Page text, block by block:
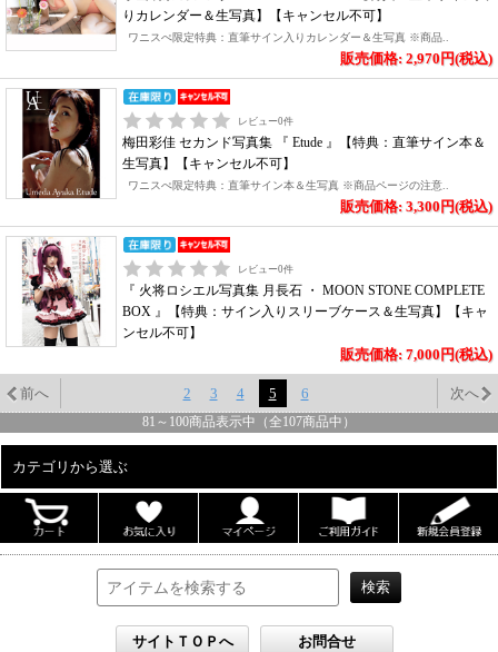
りカレンダー＆生写真】【キャンセル不可】
ワニスぺ限定特典：直筆サイン入りカレンダー＆生写真 ※商品..
販売価格: 2,970円(税込)
レビュー0件
梅田彩佳 セカンド写真集 『 Etude 』【特典：直筆サイン本＆
生写真】【キャンセル不可】
ワニスぺ限定特典：直筆サイン本＆生写真 ※商品ページの注意..
販売価格: 3,300円(税込)
レビュー0件
『 火将ロシエル写真集 月長石 ・ MOON STONE COMPLETE
BOX 』【特典：サイン入りスリーブケース＆生写真】【キャ
ンセル不可】
販売価格: 7,000円(税込)
前へ 2 3 4 5 6 次へ
81 ～ 100商品表示中（全107商品中）
カテゴリから選ぶ
ALL
男性写真集